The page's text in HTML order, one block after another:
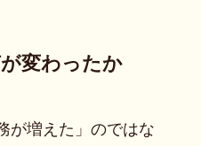
変わったか
が増えた」のではな